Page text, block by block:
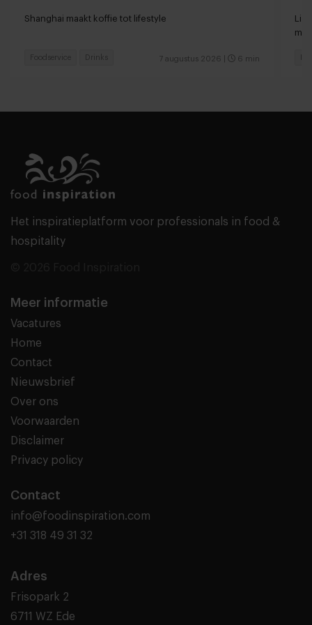
Shanghai maakt koffie tot lifestyle
7 augustus 2026 6 min
Foodservice Drinks
Het inspiratieplatform voor professionals in food &
hospitality
Meer informatie
Vacatures
Home
Contact
Nieuwsbrief
Over ons
Voorwaarden
Disclaimer
Privacy policy
Contact
info@foodinspiration.com
+31 318 49 31 32
Adres
Frisopark 2
6711 WZ Ede